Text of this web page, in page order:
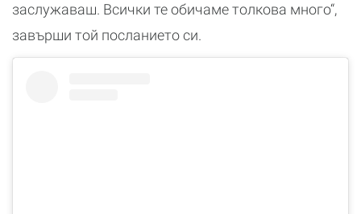
заслужаваш. Всички те обичаме толкова много“,
завърши той посланието си.